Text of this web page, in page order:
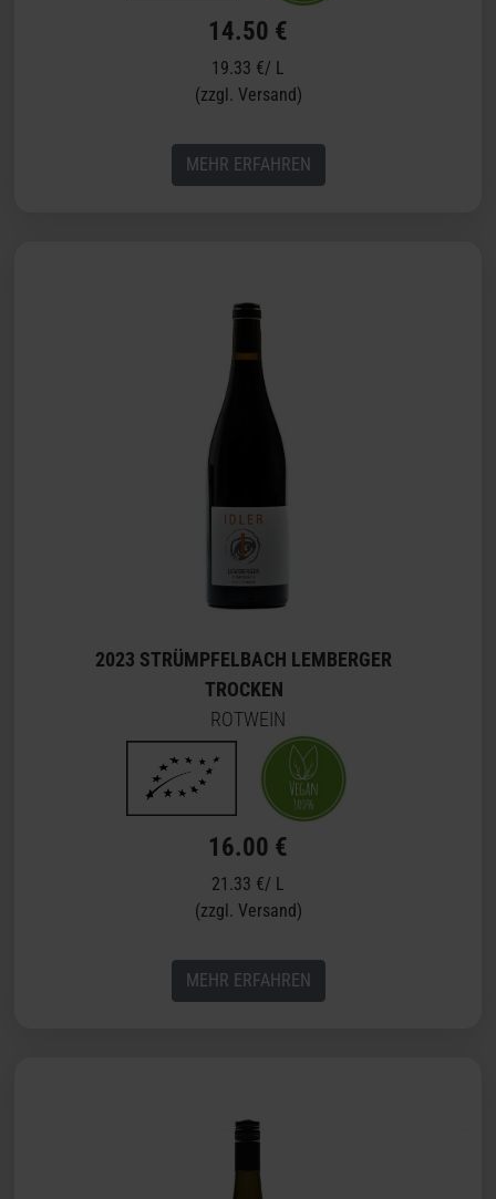
14.50 €
19.33 €/ L
(zzgl. Versand)
MEHR ERFAHREN
2023 STRÜMPFELBACH LEMBERGER
TROCKEN
ROTWEIN
16.00 €
21.33 €/ L
(zzgl. Versand)
MEHR ERFAHREN